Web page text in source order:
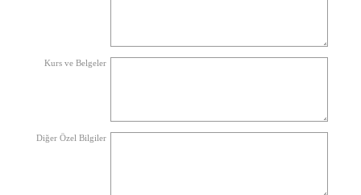
Kurs ve Belgeler
Diğer Özel Bilgiler